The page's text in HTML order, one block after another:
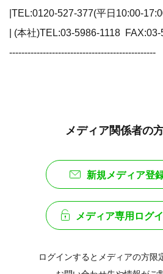
|TEL:0120-527-377(平日10:00-
| (本社)TEL:03-5986-1118
------------------------------------------------
メディア関係者の
新規メディア登
メディア専用ログ
ログインするとメディアの方限